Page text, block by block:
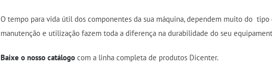
O tempo para vida útil dos componentes da sua máquina, dependem muito do tipo
manutenção e utilização fazem toda a diferença na durabilidade do seu
Baixe o nosso catálogo com a linha completa de produtos Dicenter.